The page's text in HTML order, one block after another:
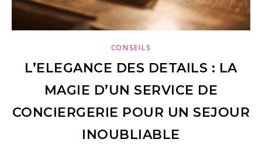
CONSEILS
L’ELEGANCE DES DETAILS : LA
MAGIE D’UN SERVICE DE
CONCIERGERIE POUR UN SEJOUR
INOUBLIABLE